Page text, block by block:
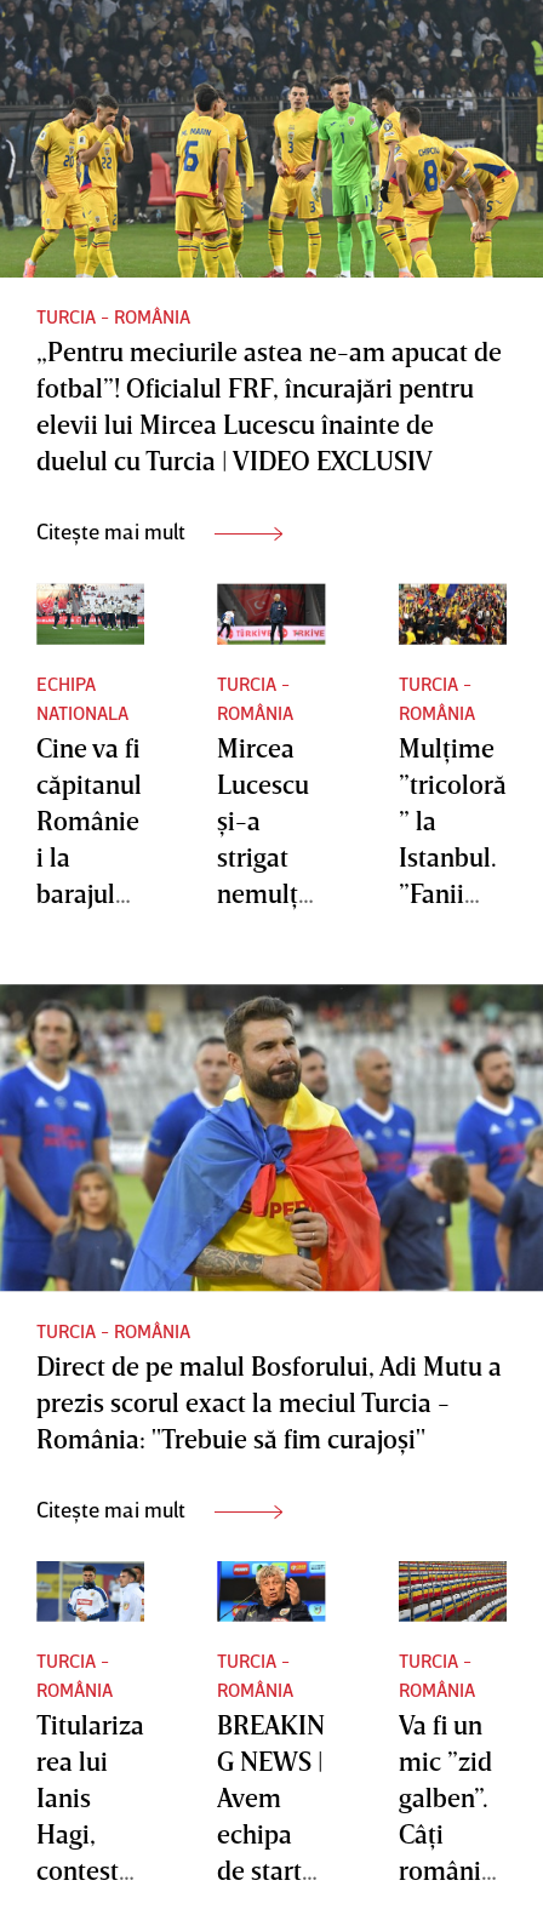
Turcia:
"Suntem
pregătiţi
de
absolut
orice" |
VIDEO
EXCLUSI
V
Turcia,
vor
greşi”!
Jucătorii
pe care
fostul
atacant
mizează
cu Turcia
| VIDEO
EXCLUSI
V
TURCIA - ROMÂNIA
„Pentru meciurile astea ne-am apucat de
fotbal”! Oficialul FRF, încurajări pentru
elevii lui Mircea Lucescu înainte de
duelul cu Turcia | VIDEO EXCLUSIV
Citește mai mult
ECHIPA
NATIONALA
Cine va fi
căpitanul
Românie
i la
barajul
TURCIA -
ROMÂNIA
Mircea
Lucescu
şi-a
strigat
nemulţu
FIFA: "Nu
e în
regulă" |
VIDEO
EXCLUSI
V
TURCIA -
ROMÂNIA
Mulţime
”tricoloră
” la
Istanbul.
”Fanii
speciali”.
Jandarm
eria a
transmis
un mesaj
TURCIA - ROMÂNIA
Direct de pe malul Bosforului, Adi Mutu a
prezis scorul exact la meciul Turcia -
România: "Trebuie să fim curajoşi"
Citește mai mult
TURCIA -
ROMÂNIA
Titulariza
rea lui
Ianis
Hagi,
contestat
TURCIA -
ROMÂNIA
BREAKIN
G NEWS |
Avem
echipa
de start
TURCIA -
ROMÂNIA
Va fi un
mic ”zid
galben”.
Câţi
români